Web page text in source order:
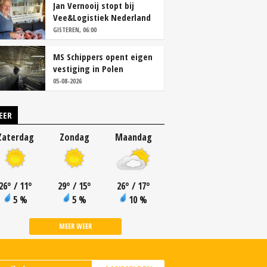
Jan Vernooij stopt bij
Vee&Logistiek Nederland
GISTEREN, 06:00
MS Schippers opent eigen
vestiging in Polen
05-08-2026
° / 11°
5 %
Zondag
29° / 15°
5 %
Maandag
26° / 17°
10 %
MEER WEER